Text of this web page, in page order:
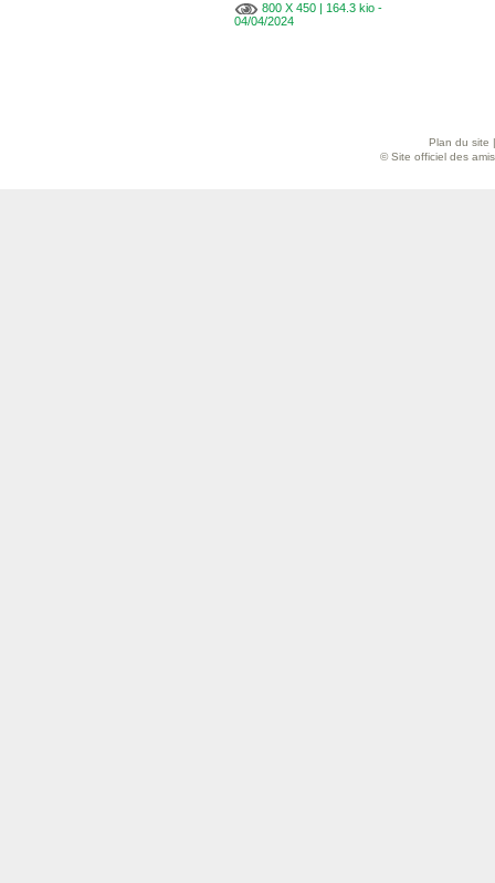
800 X 450 | 164.3 kio -
04/04/2024
Plan du site
© Site officiel des